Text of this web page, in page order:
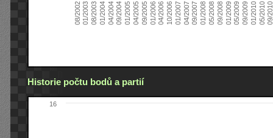
08/200201/200308/200301/200404/200409/200401/200504/200509/200501/200604/200610/200601/200704/200709/200701/200805/200809/200801/200905/200909/200901/201005/201009/
Historie počtu bodů a partií
16